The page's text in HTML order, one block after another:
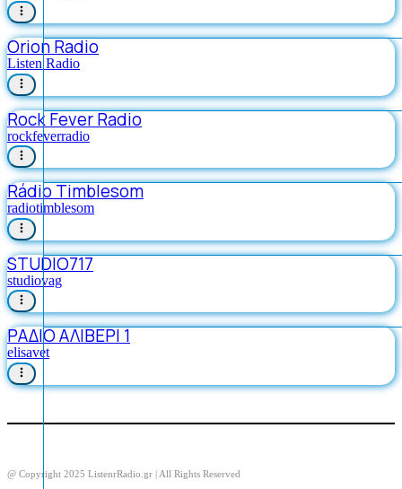
Orion Radio
Listen Radio
Rock Fever Radio
rockfeverradio
Rádio Timblesom
radiotimblesom
STUDIO717
studiovag
ΡΑΔΙΟ ΑΛΙΒΕΡΙ 1
elisavet
@ Copyright 2025 ListenrRadio.gr | All Rights Reserved